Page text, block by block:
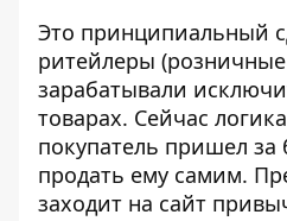
Это принципиальный
ритейлеры
зарабатывали
товарах. Сейчас
покупатель пришел за
продать ему самим.
заходит на сайт